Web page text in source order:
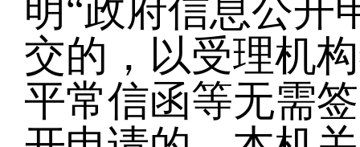
明“政府信息公开
交的，以受理机
平常信函等无需